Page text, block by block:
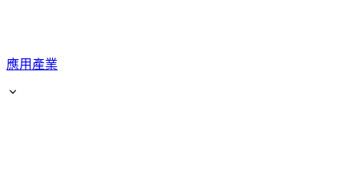
應用產業